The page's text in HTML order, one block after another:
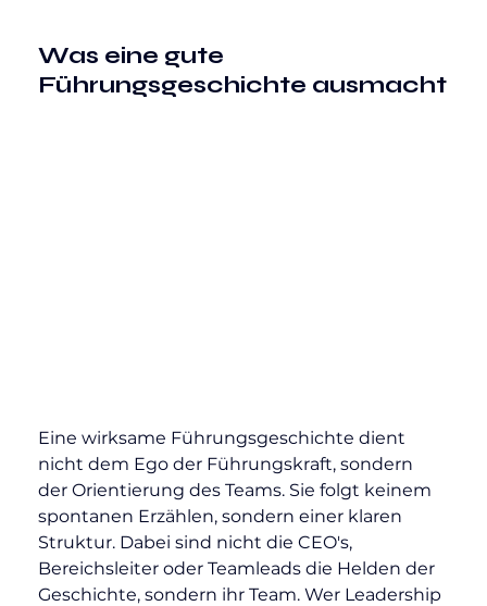
Was eine gute
Führungsgeschichte ausmacht
Eine wirksame Führungsgeschichte dient
nicht dem Ego der Führungskraft, sondern
der Orientierung des Teams. Sie folgt keinem
spontanen Erzählen, sondern einer klaren
Struktur. Dabei sind nicht die CEO's,
Bereichsleiter oder Teamleads die Helden der
Geschichte, sondern ihr Team. Wer Leadership